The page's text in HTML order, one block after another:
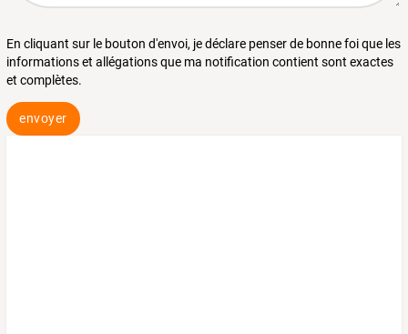
En cliquant sur le bouton d'envoi, je déclare penser de bonne foi que les
informations et allégations que ma notification contient sont exactes
et complètes.
envoyer